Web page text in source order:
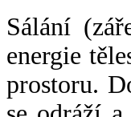
Sálání
energie
prostoru.